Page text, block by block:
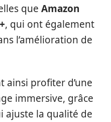
que Amazon
, qui ont également
l’amélioration de
ainsi profiter d’une
immersive, grâce
ajuste la qualité de